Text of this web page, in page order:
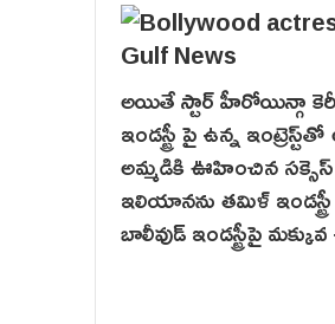
అయితే స్టార్ హీరోయిన్గా
ఇండస్ట్రీ పై ఉన్న
అమ్మ‌డికి ఊహించిన
ఇలియానను తమిళ్
బాలీవుడ్ ఇండస్ట్రీపై